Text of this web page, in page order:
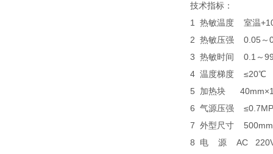
技术指标：
1 热敏温度 室温
2 热敏压强 0.05～
3 热敏时间 0.1～
4 温度梯度 ≤20℃
5 加热块
6 气源压强
7 外型尺寸
8 电 源 AC